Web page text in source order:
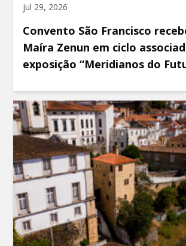
jul 29, 2026
Convento São Francisco
Maíra Zenun em ciclo
exposição “Meridianos do